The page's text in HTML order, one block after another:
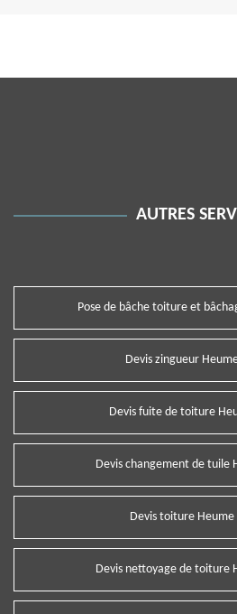
AUTRES
Pose de bâche toiture et
Devis zingueur
Devis fuite de toiture
Devis changement de tuile
Devis toiture Heume
Devis nettoyage de toiture